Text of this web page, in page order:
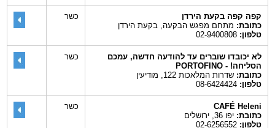
קפה קפה בקעת הירדן
כתובת:מתחם מפגש הבקעה, בקעת הירדן
טלפון:02-9400808
כשר
לא יכובדו שוברים עד להודעה חדשה, עמכם
הסליחה! - PORTOFINO
כתובת:שדרות המלאכות 122, מודיעין
טלפון:08-6424424
כשר
CAFÉ Heleni
כתובת:יפו 36, ירושלים
טלפון:02-6256552
כשר